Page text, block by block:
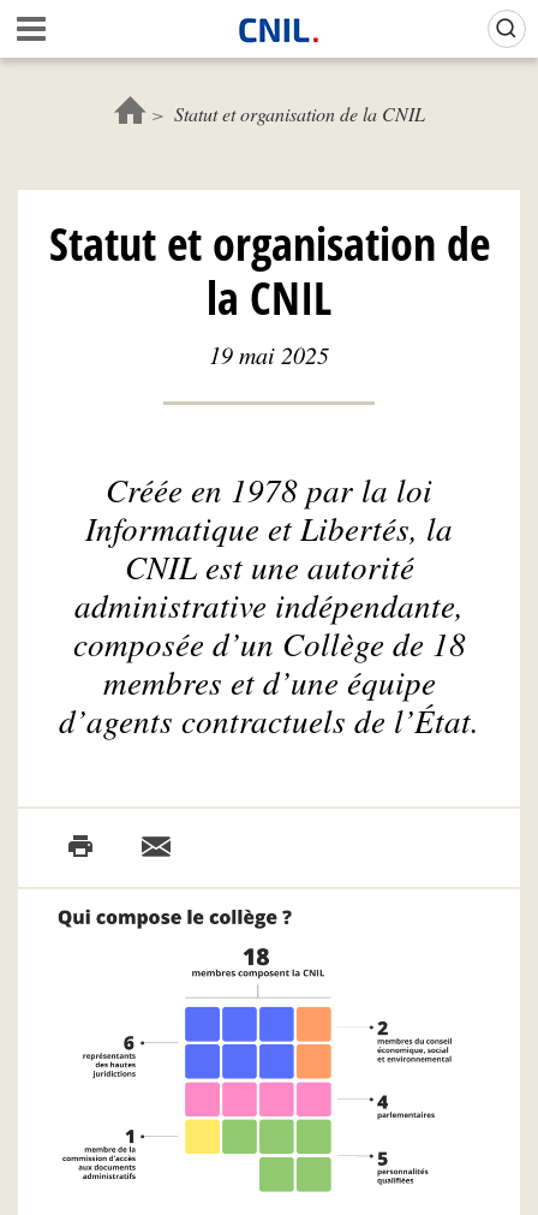
Aller
au
contenu
c
l
C
N
Statut et organisation de la CNIL
Statut et organisation de
la CNIL
19 mai 2025
Créée en 1978 par la loi
Informatique et Libertés, la
CNIL est une autorité
administrative indépendante,
composée d’un Collège de 18
membres et d’une équipe
d’agents contractuels de l’État.
Gestion de vos préférences sur les cookies (témoins de connexion)